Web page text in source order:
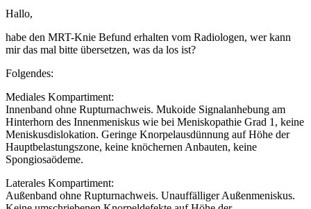
Hallo,​
habe den MRT-Knie Befund erhalten vom Radiologen, wer kann
mir das mal bitte übersetzen, was da los ist?
Folgendes:
Mediales Kompartiment:
Innenband ohne Rupturnachweis. Mukoide Signalanhebung am
Hinterhorn des Innenmeniskus wie bei Meniskopathie Grad 1, keine
Meniskusdislokation. Geringe Knorpelausdünnung auf Höhe der
Hauptbelastungszone, keine knöchernen Anbauten, keine
Spongiosaödeme.
Laterales Kompartiment:
Außenband ohne Rupturnachweis. Unauffälliger Außenmeniskus.